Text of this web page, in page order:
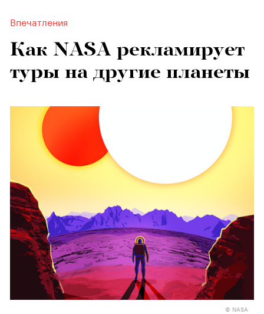
Впечатления
Как NASA рекламирует
туры на другие планеты
© NASA